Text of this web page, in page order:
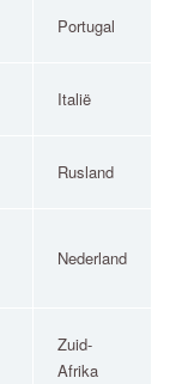
Portugal
Italië
Rusland
Nederland
Zuid-
Afrika